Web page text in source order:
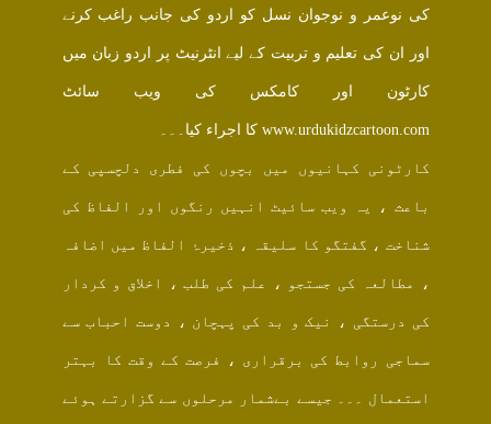
کی نوعمر و نوجوان نسل کو اردو کی جانب راغب کرنے
اور ان کی تعلیم و تربیت کے لیے انٹرنیٹ پر اردو زبان میں
کارٹون اور کامکس کی ویب سائٹ
www.urdukidzcartoon.com کا اجراء کیا۔۔۔
کارٹونی کہانیوں میں بچوں کی فطری دلچسپی کے
باعث ، یہ ویب سائیٹ انہیں رنگوں اور الفاظ کی
شناخت ، گفتگو کا سلیقہ ، ذخیرۂ الفاظ میں اضافہ
، مطالعہ کی جستجو ، علم کی طلب ، اخلاق و کردار
کی درستگی ، نیک و بد کی پہچان ، دوست احباب سے
سماجی روابط کی برقراری ، فرصت کے وقت کا بہتر
استعمال ۔۔۔ جیسے بےشمار مرحلوں سے گزارتے ہوئے